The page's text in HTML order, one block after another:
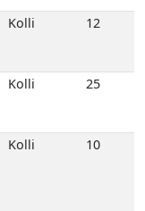
Kolli 12
Kolli 25
Kolli 10